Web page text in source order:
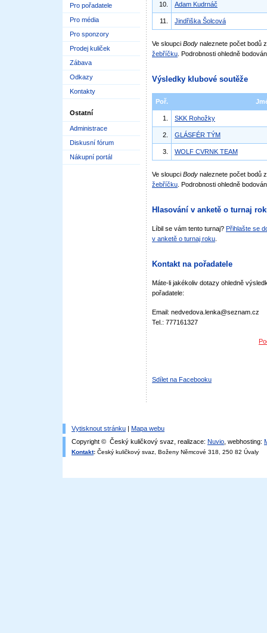
Pro pořadatele
Pro média
Pro sponzory
Prodej kuliček
Zábava
Odkazy
Kontakty
Ostatní
Administrace
Diskusní fórum
Nákupní portál
10. Adam Kudrnáč
11. Jindřiška Šolcová
Ve sloupci Body naleznete počet bodů
žebříčku . Podrobnosti ohledně
Výsledky klubové soutěže
Poř.
1. SKK Rohožky
2. GLÁSFÉR TÝM
3. WOLF CVRNK TEAM
Ve sloupci Body naleznete počet bodů
žebříčku . Podrobnosti ohledně
Hlasování v anketě o turnaj
Líbil se vám tento turnaj? Přihlašte se
v anketě o turnaj roku
Kontakt na pořadatele
Máte-li jakékoliv dotazy ohledně
pořadatele:
Email: nedvedova.lenka@seznam.cz
Tel.: 777161327
Sdílet na Facebooku
Vytisknout stránku | Mapa webu
Copyright © Český kuličkový svaz, realizace: Nuvio , webhosting:
Kontakt: Český kuličkový svaz, Boženy Němcové 318, 250 82 Úvaly